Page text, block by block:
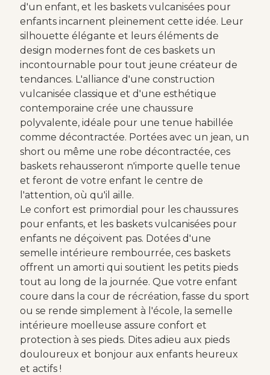
d'un enfant, et les baskets vulcanisées pour
enfants incarnent pleinement cette idée. Leur
silhouette élégante et leurs éléments de
design modernes font de ces baskets un
incontournable pour tout jeune créateur de
tendances. L'alliance d'une construction
vulcanisée classique et d'une esthétique
contemporaine crée une chaussure
polyvalente, idéale pour une tenue habillée
comme décontractée. Portées avec un jean, un
short ou même une robe décontractée, ces
baskets rehausseront n'importe quelle tenue
et feront de votre enfant le centre de
l'attention, où qu'il aille.
Le confort est primordial pour les chaussures
pour enfants, et les baskets vulcanisées pour
enfants ne déçoivent pas. Dotées d'une
semelle intérieure rembourrée, ces baskets
offrent un amorti qui soutient les petits pieds
tout au long de la journée. Que votre enfant
coure dans la cour de récréation, fasse du sport
ou se rende simplement à l'école, la semelle
intérieure moelleuse assure confort et
protection à ses pieds. Dites adieu aux pieds
douloureux et bonjour aux enfants heureux
et actifs !